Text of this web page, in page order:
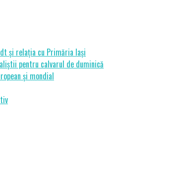
și relația cu Primăria Iași
pentru calvarul de duminică
și mondial